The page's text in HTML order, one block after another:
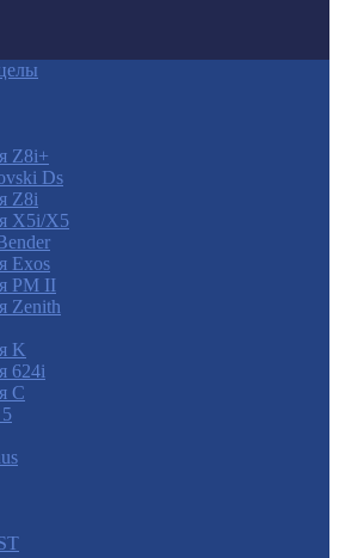
Z8i+
Ds
Z8i
X5i/X5
Exos
PM II
Zenith
K
624i
С